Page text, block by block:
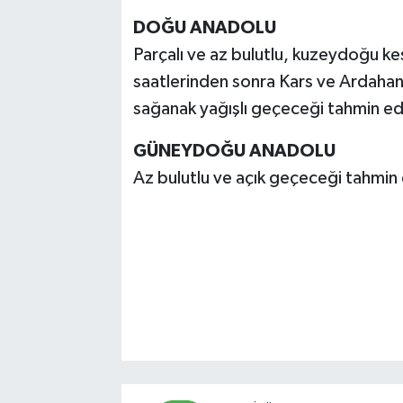
DOĞU ANADOLU
Parçalı ve az bulutlu, kuzeydoğu
saatlerinden sonra Kars ve
sağanak yağışlı geçeceği tahmin
GÜNEYDOĞU ANADOLU
Az bulutlu ve açık geçeceği tahmin